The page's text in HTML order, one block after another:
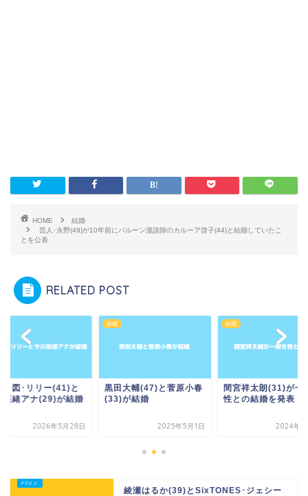
HOME
結婚
芸人･永野(49)が10年前にバルーン漫談師のカルーア啓子(44)と結婚していたこ
とを公表
RELATED POST
り図･リリー(41)と
菜緒アナ(29)が結婚
2026年5月28日
結婚
黒田大輔(47)と菅原小春
(33)が結婚
2025年5月1日
結婚
間宮祥太朗(31)が一
性との結婚を発表
2024年7
綾瀬はるか(39)とSixTONES･ジェシー